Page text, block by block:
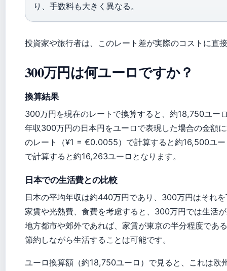
り、手数料も大きく異なる。
投資家や旅行者は、このレート差が実際のコストに直
300万円は何ユーロですか？
換算結果
300万円を現在のレートで換算すると、約18,750ユー
年収300万円の日本円をユーロで表現した場合の金額
のレート（¥1 = €0.0055）で計算すると約16,500ユ
で計算すると約16,263ユーロとなります。
日本での生活費との比較
日本の平均年収は約440万円であり、300万円はそれ
家賃や光熱費、食費を考慮すると、300万円では生活
地方都市や郊外であれば、家賃が東京の半分程度であ
節約しながら生活することは可能です。
ユーロ換算額（約18,750ユーロ）で見ると、これは欧